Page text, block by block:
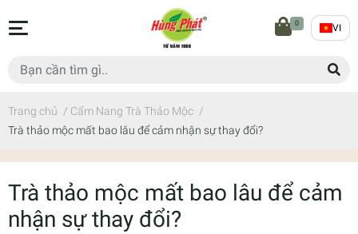
0 VI
Trang chủ / Cẩm Nang Trà Thảo Mộc /
Trà thảo mộc mất bao lâu để cảm nhận sự thay đổi?
Trà thảo mộc mất bao lâu để cảm
nhận sự thay đổi?